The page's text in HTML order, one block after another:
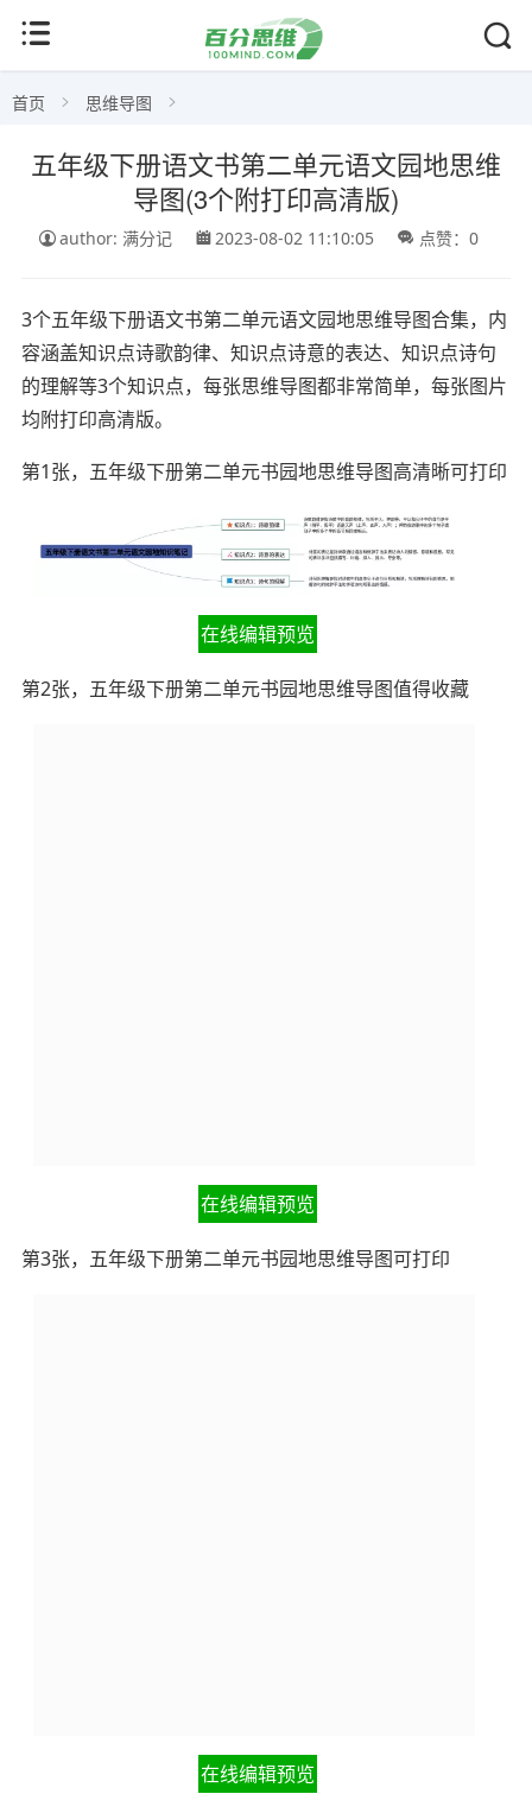
首页 思维导图
五年级下册语文书第二单元语文园地思维
导图(3个附打印高清版)
author: 满分记 2023-08-02 11:10:05 点赞：0
3个五年级下册语文书第二单元语文园地思维导图合集，内
容涵盖知识点诗歌韵律、知识点诗意的表达、知识点诗句
的理解等3个知识点，每张思维导图都非常简单，每张图片
均附打印高清版。
第1张，五年级下册第二单元书园地思维导图高清晰可打印
在线编辑预览
第2张，五年级下册第二单元书园地思维导图值得收藏
在线编辑预览
第3张，五年级下册第二单元书园地思维导图可打印
在线编辑预览